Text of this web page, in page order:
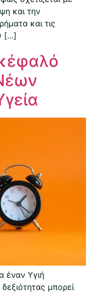
και την
και τις
[…]
έναν Υγιή
μπορεί